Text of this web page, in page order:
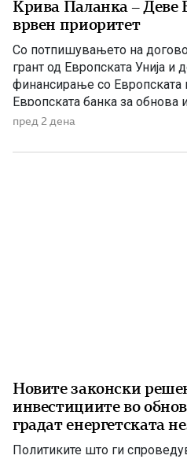
Крива Паланка – Деве
врвен приоритет
Со потпишувањето на
грант од Европската Унија и
финансирање со Европската
Европската банка за обнова
фаза од финансирањето на
8. На потпишувањето во
пред 2 дена
Новите законски
инвестициите во
градат енергетската
Македонија
Политиките што ги